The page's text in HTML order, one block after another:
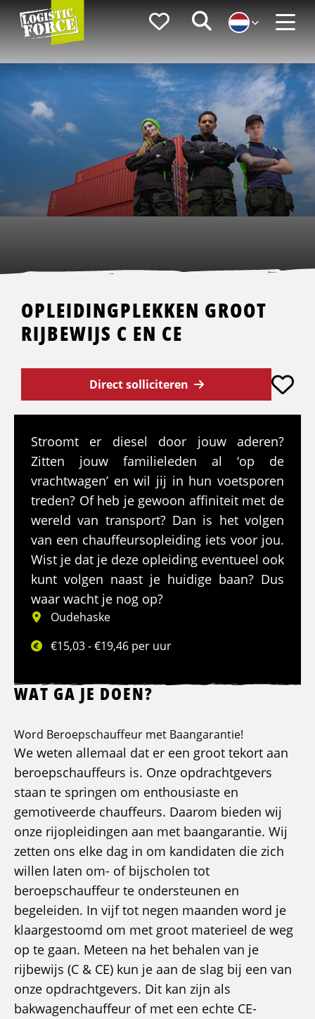
Logistic
Force
FavorietenZoeken
OPLEIDINGPLEKKEN GROOT
RIJBEWIJS C EN CE
Direct solliciteren
Stroomt er diesel door jouw aderen?
Zitten jouw familieleden al ‘op de
vrachtwagen’ en wil jij in hun voetsporen
treden? Of heb je gewoon affiniteit met de
wereld van transport? Dan is het volgen
van een chauffeursopleiding iets voor jou.
Wist je dat je deze opleiding eventueel ook
kunt volgen naast je huidige baan? Dus
waar wacht je nog op?
Oudehaske
€15,03 - €19,46 per uur
WAT GA JE DOEN?
Word Beroepschauffeur met Baangarantie!
We weten allemaal dat er een groot tekort aan
beroepschauffeurs is. Onze opdrachtgevers
staan te springen om enthousiaste en
gemotiveerde chauffeurs. Daarom bieden wij
onze rijopleidingen aan met baangarantie. Wij
zetten ons elke dag in om kandidaten die zich
willen laten om- of bijscholen tot
beroepschauffeur te ondersteunen en
begeleiden. In vijf tot negen maanden word je
klaargestoomd om met groot materieel de weg
op te gaan. Meteen na het behalen van je
rijbewijs (C & CE) kun je aan de slag bij een van
onze opdrachtgevers. Dit kan zijn als
bakwagenchauffeur of met een echte CE-